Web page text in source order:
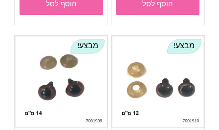
היה:
₪4.00.
₪3.00.
הוסף לסל הוסף לסל
מבצע! מבצע!